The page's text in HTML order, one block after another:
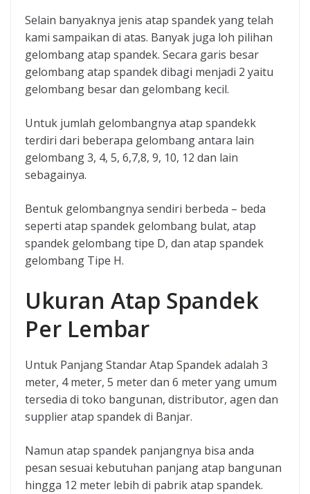
Selain banyaknya jenis atap spandek yang telah
kami sampaikan di atas. Banyak juga loh pilihan
gelombang atap spandek. Secara garis besar
gelombang atap spandek dibagi menjadi 2 yaitu
gelombang besar dan gelombang kecil.
Untuk jumlah gelombangnya atap spandekk
terdiri dari beberapa gelombang antara lain
gelombang 3, 4, 5, 6,7,8, 9, 10, 12 dan lain
sebagainya.
Bentuk gelombangnya sendiri berbeda – beda
seperti atap spandek gelombang bulat, atap
spandek gelombang tipe D, dan atap spandek
gelombang Tipe H.
Ukuran Atap Spandek
Per Lembar
Untuk Panjang Standar Atap Spandek adalah 3
meter, 4 meter, 5 meter dan 6 meter yang umum
tersedia di toko bangunan, distributor, agen dan
supplier atap spandek di Banjar.
Namun atap spandek panjangnya bisa anda
pesan sesuai kebutuhan panjang atap bangunan
hingga 12 meter lebih di pabrik atap spandek.